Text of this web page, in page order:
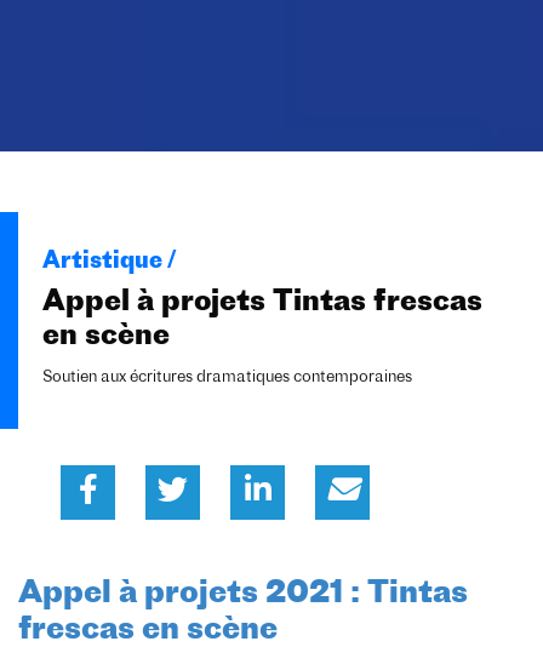
Artistique /
Appel à projets Tintas frescas
en scène
Soutien aux écritures dramatiques contemporaines
Appel à projets 2021 : Tintas
frescas en scène